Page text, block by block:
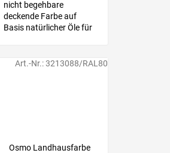
nicht begehbare
deckende Farbe auf
Basis natürlicher Öle für
für Kinderspielzeug
Osmo Landhausfarbe
Art.-Nr.:3213088/RAL80